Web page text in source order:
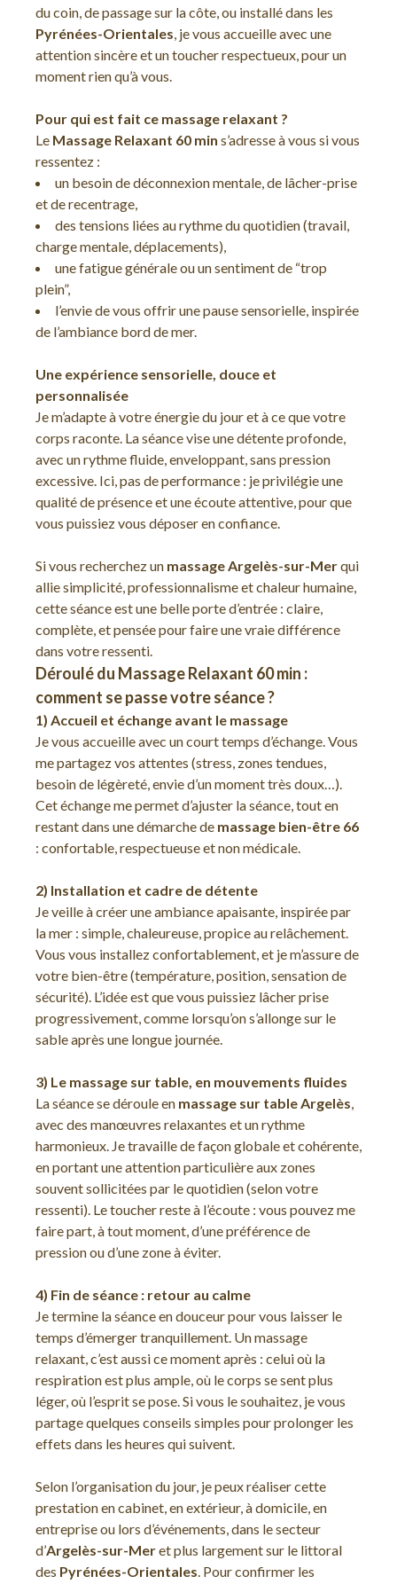
du coin, de passage sur la côte, ou installé dans les
Pyrénées-Orientales, je vous accueille avec une
attention sincère et un toucher respectueux, pour un
moment rien qu’à vous.
Pour qui est fait ce massage relaxant ?
Le Massage Relaxant 60 min s’adresse à vous si vous
ressentez :
un besoin de déconnexion mentale, de lâcher-prise
et de recentrage,
des tensions liées au rythme du quotidien (travail,
charge mentale, déplacements),
une fatigue générale ou un sentiment de “trop
plein”,
l’envie de vous offrir une pause sensorielle, inspirée
de l’ambiance bord de mer.
Une expérience sensorielle, douce et
personnalisée
Je m’adapte à votre énergie du jour et à ce que votre
corps raconte. La séance vise une détente profonde,
avec un rythme fluide, enveloppant, sans pression
excessive. Ici, pas de performance : je privilégie une
qualité de présence et une écoute attentive, pour que
vous puissiez vous déposer en confiance.
Si vous recherchez un massage Argelès-sur-Merqui
allie simplicité, professionnalisme et chaleur humaine,
cette séance est une belle porte d’entrée : claire,
complète, et pensée pour faire une vraie différence
dans votre ressenti.
Déroulé du Massage Relaxant 60 min :
comment se passe votre séance ?
1) Accueil et échange avant le massage
Je vous accueille avec un court temps d’échange. Vous
me partagez vos attentes (stress, zones tendues,
besoin de légèreté, envie d’un moment très doux…).
Cet échange me permet d’ajuster la séance, tout en
restant dans une démarche de massage bien-être 66
: confortable, respectueuse et non médicale.
2) Installation et cadre de détente
Je veille à créer une ambiance apaisante, inspirée par
la mer : simple, chaleureuse, propice au relâchement.
Vous vous installez confortablement, et je m’assure de
votre bien-être (température, position, sensation de
sécurité). L’idée est que vous puissiez lâcher prise
progressivement, comme lorsqu’on s’allonge sur le
sable après une longue journée.
3) Le massage sur table, en mouvements fluides
La séance se déroule en massage sur table Argelès,
avec des manœuvres relaxantes et un rythme
harmonieux. Je travaille de façon globale et cohérente,
en portant une attention particulière aux zones
souvent sollicitées par le quotidien (selon votre
ressenti). Le toucher reste à l’écoute : vous pouvez me
faire part, à tout moment, d’une préférence de
pression ou d’une zone à éviter.
4) Fin de séance : retour au calme
Je termine la séance en douceur pour vous laisser le
temps d’émerger tranquillement. Un massage
relaxant, c’est aussi ce moment après : celui où la
respiration est plus ample, où le corps se sent plus
léger, où l’esprit se pose. Si vous le souhaitez, je vous
partage quelques conseils simples pour prolonger les
effets dans les heures qui suivent.
Selon l’organisation du jour, je peux réaliser cette
prestation en cabinet, en extérieur, à domicile, en
entreprise ou lors d’événements, dans le secteur
d’Argelès-sur-Meret plus largement sur le littoral
des Pyrénées-Orientales. Pour confirmer les